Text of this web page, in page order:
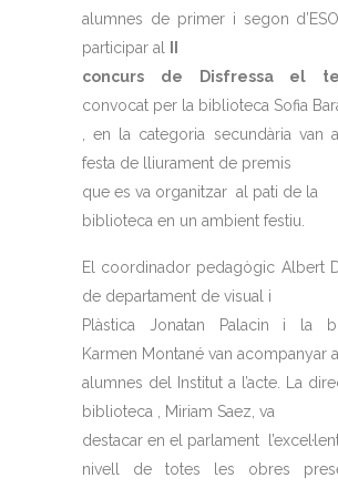
alumnes de primer i segon d’ESO
participar al
concurs de Disfressa el
convocat per la biblioteca Sofia
, en la categoria secundària van
festa de lliurament de premis
que es va organitzar al pati de la
biblioteca en un ambient festiu.
El coordinador pedagògic Albert
de departament de visual i
Plàstica Jonatan Palacin i la
Karmen Montané van acompanyar
alumnes del Institut a l’acte. La
biblioteca , Miriam Saez, va
destacar en el parlament
nivell de totes les obres